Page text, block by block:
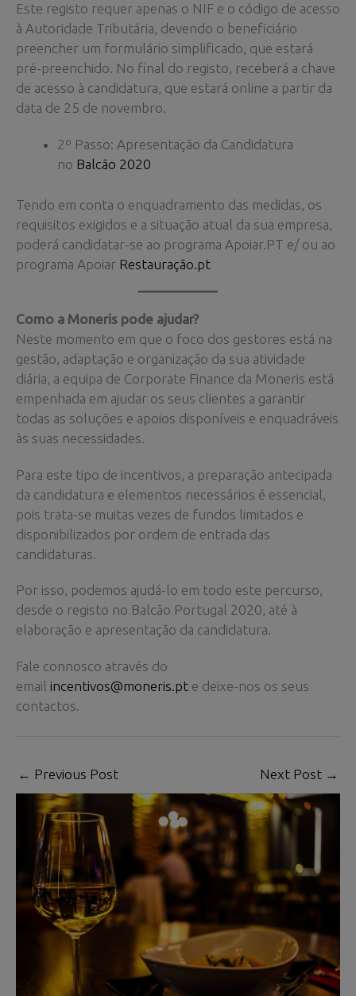
Este registo requer apenas o NIF e o código de acesso
à Autoridade Tributária, devendo o beneficiário
preencher um formulário simplificado, que estará
pré-preenchido. No final do registo, receberá a chave
de acesso à candidatura, que estará online a partir da
data de 25 de novembro.
2º Passo: Apresentação da Candidatura
no Balcão 2020
Tendo em conta o enquadramento das medidas, os
requisitos exigidos e a situação atual da sua empresa,
poderá candidatar-se ao programa Apoiar.PT e/ ou ao
programa Apoiar Restauração.pt
Como a Moneris pode ajudar?
Neste momento em que o foco dos gestores está na
gestão, adaptação e organização da sua atividade
diária, a equipa de Corporate Finance da Moneris está
empenhada em ajudar os seus clientes a garantir
todas as soluções e apoios disponíveis e enquadráveis
às suas necessidades.
Para este tipo de incentivos, a preparação antecipada
da candidatura e elementos necessários é essencial,
pois trata-se muitas vezes de fundos limitados e
disponibilizados por ordem de entrada das
candidaturas.
Por isso, podemos ajudá-lo em todo este percurso,
desde o registo no Balcão Portugal 2020, até à
elaboração e apresentação da candidatura.
Fale connosco através do
email incentivos@moneris.pt e deixe-nos os seus
contactos.
← Previous Post Next Post →